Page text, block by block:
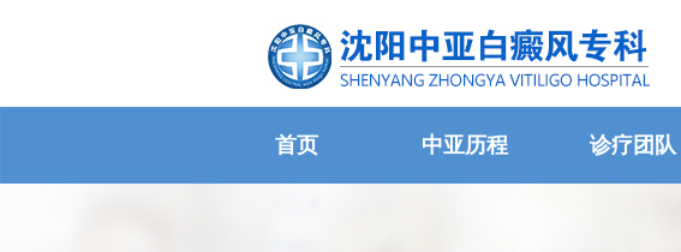
首页 中亚历程 诊疗团队